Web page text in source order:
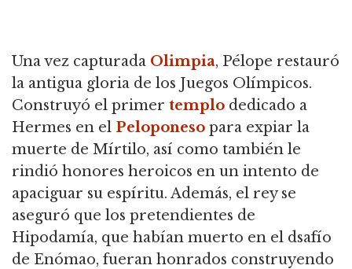
Una vez capturada Olimpia, Pélope restauró
la antigua gloria de los Juegos Olímpicos.
Construyó el primer templo dedicado a
Hermes en el Peloponeso para expiar la
muerte de Mírtilo, así como también le
rindió honores heroicos en un intento de
apaciguar su espíritu. Además, el rey se
aseguró que los pretendientes de
Hipodamía, que habían muerto en el dsafío
de Enómao, fueran honrados construyendo